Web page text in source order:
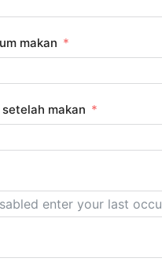
makan
makan